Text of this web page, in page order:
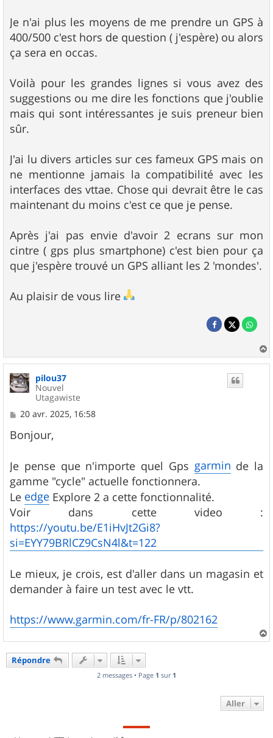
Je n'ai plus les moyens de me prendre un GPS à
400/500 c'est hors de question ( j'espère) ou alors
ça sera en occas.
Voilà pour les grandes lignes si vous avez des
suggestions ou me dire les fonctions que j'oublie
mais qui sont intéressantes je suis preneur bien
sûr.
J'ai lu divers articles sur ces fameux GPS mais on
ne mentionne jamais la compatibilité avec les
interfaces des vttae. Chose qui devrait être le cas
maintenant du moins c'est ce que je pense.
Après j'ai pas envie d'avoir 2 ecrans sur mon
cintre ( gps plus smartphone) c'est bien pour ça
que j'espère trouvé un GPS alliant les 2 'mondes'.
Au plaisir de vous lire
a
pilou37
Nouvel
Utagawiste
M
s
s
g
e
20 avr. 2025, 16:58
Bonjour,
Je pense que n'importe quel Gps garmin de la
gamme "cycle" actuelle fonctionnera.
Le edge Explore 2 a cette fonctionnalité.
Voir dans cette video :
https://youtu.be/E1iHvJt2Gi8?
si=EYY79BRlCZ9CsN4l&t=122
Le mieux, je crois, est d'aller dans un magasin et
demander à faire un test avec le vtt.
https://www.garmin.com/fr-FR/p/802162
a
Répondre
2 messages • Page 1 sur 1
Aller